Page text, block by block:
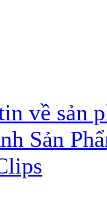
về sản
Sản